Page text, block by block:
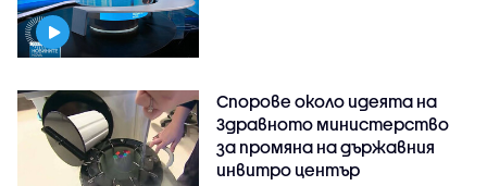
Спорове около идеята на
Здравното министерство
за промяна на държавния
инвитро център